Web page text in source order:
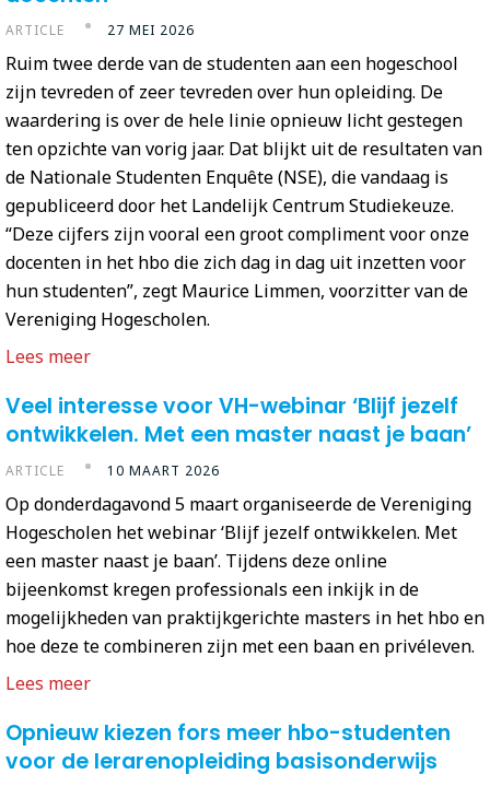
ARTICLE 27 MEI 2026
Ruim twee derde van de studenten aan een hogeschool
zijn tevreden of zeer tevreden over hun opleiding. De
waardering is over de hele linie opnieuw licht gestegen
ten opzichte van vorig jaar. Dat blijkt uit de resultaten van
de Nationale Studenten Enquête (NSE), die vandaag is
gepubliceerd door het Landelijk Centrum Studiekeuze.
“Deze cijfers zijn vooral een groot compliment voor onze
docenten in het hbo die zich dag in dag uit inzetten voor
hun studenten”, zegt Maurice Limmen, voorzitter van de
Vereniging Hogescholen.
Lees meer
Veel interesse voor VH-webinar ‘Blijf jezelf
ontwikkelen. Met een master naast je baan’
ARTICLE 10 MAART 2026
Op donderdagavond 5 maart organiseerde de Vereniging
Hogescholen het webinar ‘Blijf jezelf ontwikkelen. Met
een master naast je baan’. Tijdens deze online
bijeenkomst kregen professionals een inkijk in de
mogelijkheden van praktijkgerichte masters in het hbo en
hoe deze te combineren zijn met een baan en privéleven.
Lees meer
Opnieuw kiezen fors meer hbo-studenten
voor de lerarenopleiding basisonderwijs